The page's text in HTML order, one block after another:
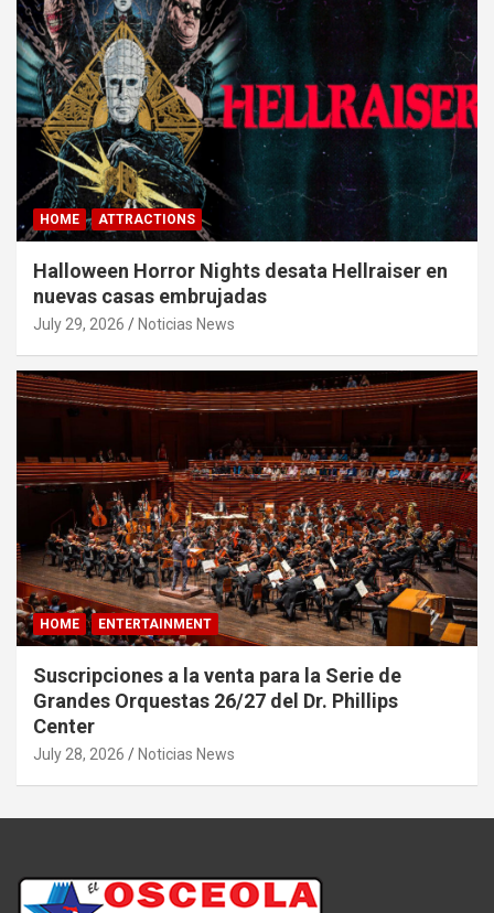
HOME ATTRACTIONS
Halloween Horror Nights desata Hellraiser en
nuevas casas embrujadas
July 29, 2026 Noticias News
HOME ENTERTAINMENT
Suscripciones a la venta para la Serie de
Grandes Orquestas 26/27 del Dr. Phillips
Center
July 28, 2026 Noticias News